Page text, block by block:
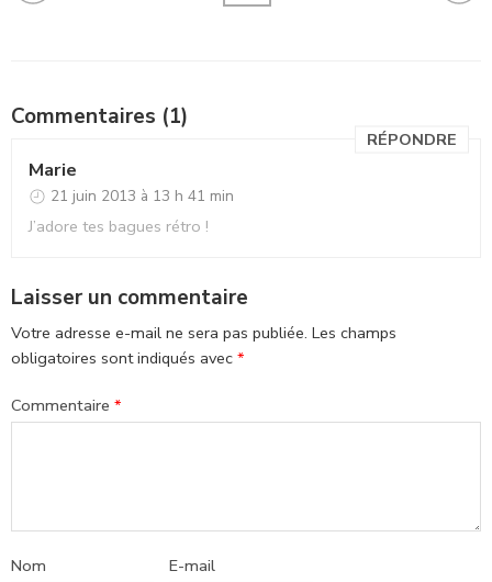
Commentaires (1)
Marie
21 juin 2013 à 13 h 41 min
RÉPONDRE
J’adore tes bagues rétro !
Laisser un commentaire
Votre adresse e-mail ne sera pas publiée. Les champs
obligatoires sont indiqués avec *
Commentaire *
Nom E-mail